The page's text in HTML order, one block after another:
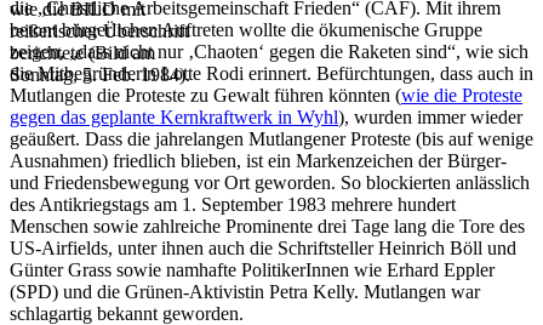
wie die BILD mit
reißerischer Überschrift
berichtete (Bild am
Sonntag, 5. Feb. 1984).
die „Christliche Arbeitsgemeinschaft Frieden“ (CAF). Mit ihrem
betont bürgerlichen Auftreten wollte die ökumenische Gruppe
zeigen, „dass nicht nur ‚Chaoten‘ gegen die Raketen sind“, wie sich
die Mitbegründerin Lotte Rodi erinnert. Befürchtungen, dass auch in
Mutlangen die Proteste zu Gewalt führen könnten (wie die Proteste
gegen das geplante Kernkraftwerk in Wyhl), wurden immer wieder
geäußert. Dass die jahrelangen Mutlangener Proteste (bis auf wenige
Ausnahmen) friedlich blieben, ist ein Markenzeichen der Bürger-
und Friedensbewegung vor Ort geworden. So blockierten anlässlich
des Antikriegstags am 1. September 1983 mehrere hundert
Menschen sowie zahlreiche Prominente drei Tage lang die Tore des
US-Airfields, unter ihnen auch die Schriftsteller Heinrich Böll und
Günter Grass sowie namhafte PolitikerInnen wie Erhard Eppler
(SPD) und die Grünen-Aktivistin Petra Kelly. Mutlangen war
schlagartig bekannt geworden.